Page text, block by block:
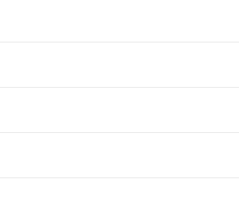
tedarik edebilirsiniz. Metal çatı satın
ile tartmak önemlidir. Burada, çelik,
kaplama Mimarlar Dik durgun metal
30 yıllık sınırlı bir garantiye sahiptir.